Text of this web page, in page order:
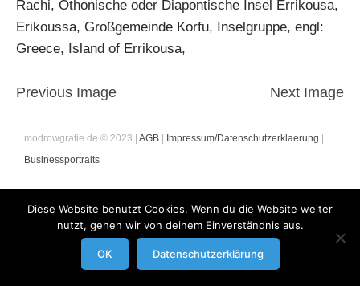
Rachi, Othonische oder Diapontische Insel Errikousa,
Erikoussa, Großgemeinde Korfu, Inselgruppe, engl:
Greece, Island of Errikousa,
Previous Image Next Image
modrowgrafie.de © 2023 | AGB| Impressum/Datenschutzerklaerung
Businessportraits
Diese Website benutzt Cookies. Wenn du die Website weiter
nutzt, gehen wir von deinem Einverständnis aus.
OK Datenschutzerklärung